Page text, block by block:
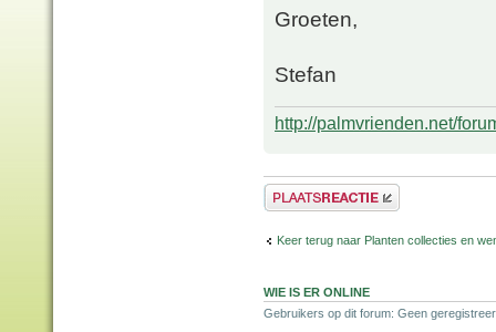
Groeten,
Stefan
http://palmvrienden.net/
Plaats een reactie
Keer terug naar Planten collecties en
WIE IS ER ONLINE
Gebruikers op dit forum: Geen